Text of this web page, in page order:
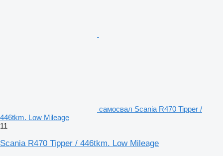
самосвал Scania R470 Tipper /
446tkm. Low Mileage
11
Scania R470 Tipper / 446tkm. Low Mileage